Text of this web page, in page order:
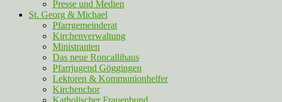
Presse und Medien
St. Georg & Michael
Pfarrgemeinderat
Kirchenverwaltung
Ministranten
Das neue Roncallihaus
Pfarrjugend Göggingen
Lektoren & Kommunionhelfer
Kirchenchor
Katholischer Frauenbund